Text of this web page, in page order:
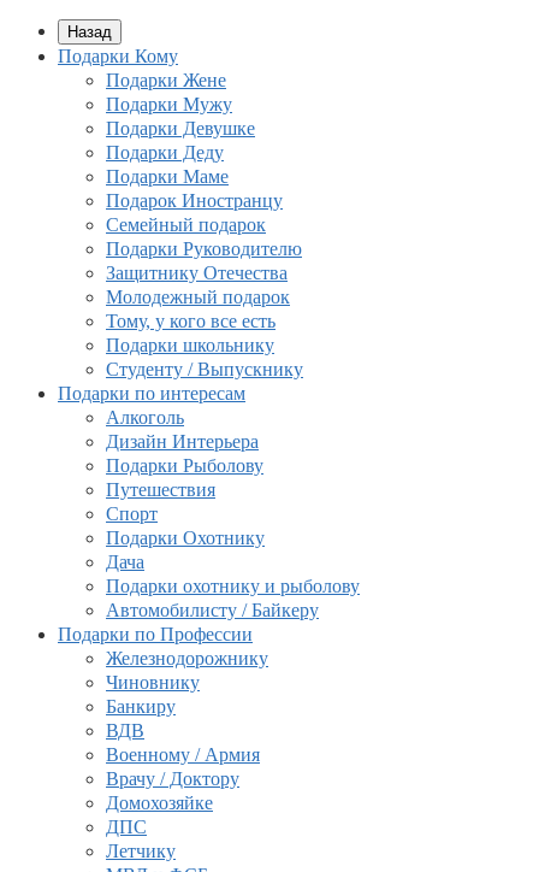
Назад
Подарки Кому
Подарки Жене
Подарки Мужу
Подарки Девушке
Подарки Деду
Подарки Маме
Подарок Иностранцу
Семейный подарок
Подарки Руководителю
Защитнику Отечества
Молодежный подарок
Тому, у кого все есть
Подарки школьнику
Студенту / Выпускнику
Подарки по интересам
Алкоголь
Дизайн Интерьера
Подарки Рыболову
Путешествия
Спорт
Подарки Охотнику
Дача
Подарки охотнику и рыболову
Автомобилисту / Байкеру
Подарки по Профессии
Железнодорожнику
Чиновнику
Банкиру
ВДВ
Военному / Армия
Врачу / Доктору
Домохозяйке
ДПС
Летчику